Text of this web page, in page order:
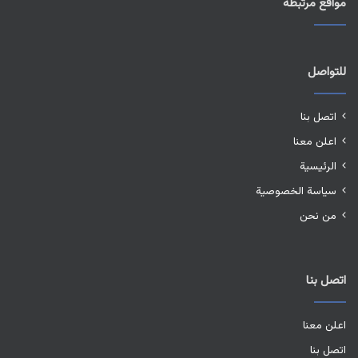
للتواصل
اتصل بنا
اعلن معنا
الرئيسية
سياسة الخصوصية
من نحن
اتصل بنا
اعلن معنا
اتصل بنا